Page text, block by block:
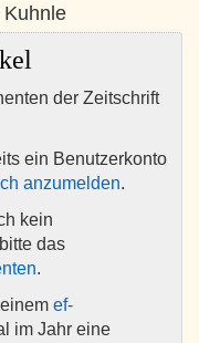
der Zeitschrift
ein Benutzerkonto
anzumelden.
kein
das
.
ef-
im Jahr eine